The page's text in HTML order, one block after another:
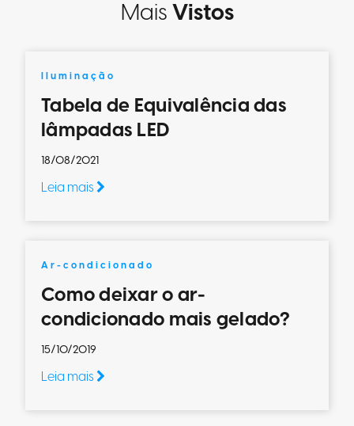
MaisVistos
Iluminação
Tabela de Equivalência das
lâmpadas LED
18/08/2021
Leia mais
Ar-condicionado
Como deixar o ar-
condicionado mais gelado?
15/10/2019
Leia mais